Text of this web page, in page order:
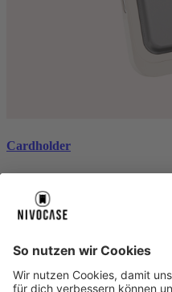
Cardholder
black
€ 26,99